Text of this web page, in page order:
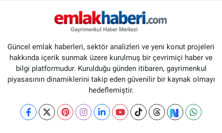
Güncel emlak haberleri, sektör analizleri ve yeni konut projeleri
hakkında içerik sunmak üzere kurulmuş bir çevrimiçi haber ve
bilgi platformudur. Kurulduğu günden itibaren, gayrimenkul
piyasasının dinamiklerini takip eden güvenilir bir kaynak olmayı
hedeflemiştir.